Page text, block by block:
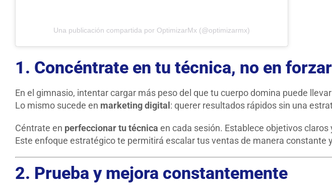
Una publicación compartida por OptimizarMx (@optimizarmx)
1. Concéntrate en tu técnica, no en
En el gimnasio, intentar cargar más peso del que tu cuerpo domina puede
Lo mismo sucede en marketing digital : querer resultados rápidos sin una
Céntrate en perfeccionar tu técnica en cada sesión. Establece objetivos
Este enfoque estratégico te permitirá escalar tus ventas de manera constante
2. Prueba y mejora constantemente